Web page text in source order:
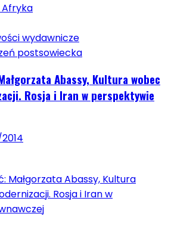
Afryka
wydawnicze
postsowiecka
Abassy, Kultura wobec
Rosja i Iran w perspektywie
2014